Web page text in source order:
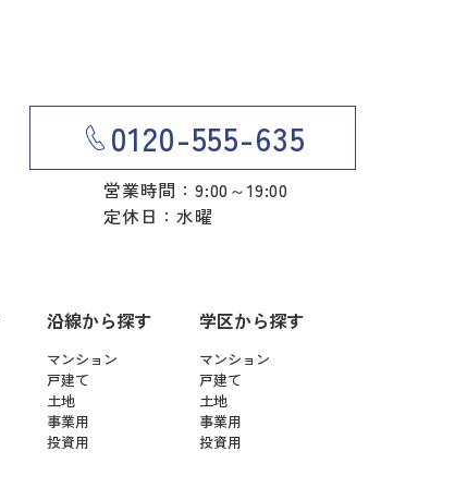
0120-555-635
営業時間：9:00～19:00
定休日：水曜
沿線から探す
マンション
戸建て
土地
事業用
投資用
学区から探す
マンション
戸建て
土地
事業用
投資用